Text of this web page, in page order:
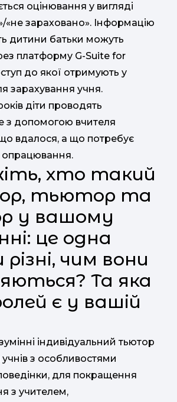
оцінювання у вигляді
«не зараховано». Інформацію
дитини батьки можуть
платформу G-Suite for
до якої отримують у
зарахування учня.
діти проводять
з допомогою вчителя
вдалося, а що потребує
опрацювання.
хто такий
тьютор та
у вашому
це одна
різні, чим вони
Та яка
є у вашій
індивідуальний тьютор
з особливостями
для покращення
з учителем,